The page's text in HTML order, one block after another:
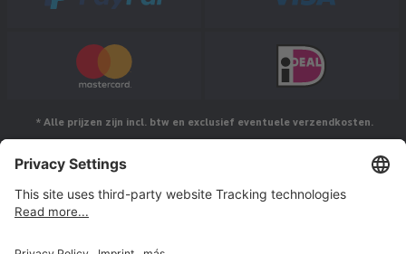
* Alle prijzen zijn incl. btw en exclusief eventuele verzendkosten.